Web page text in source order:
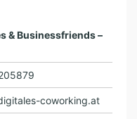
& Businessfriends –
coworking.at